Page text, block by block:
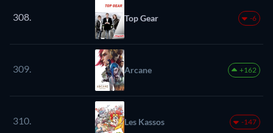
308. Top Gear -6
309. Arcane +162
310. Les Kassos -147